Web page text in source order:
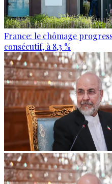
France: le chômage
consécutif, à 8,3 %